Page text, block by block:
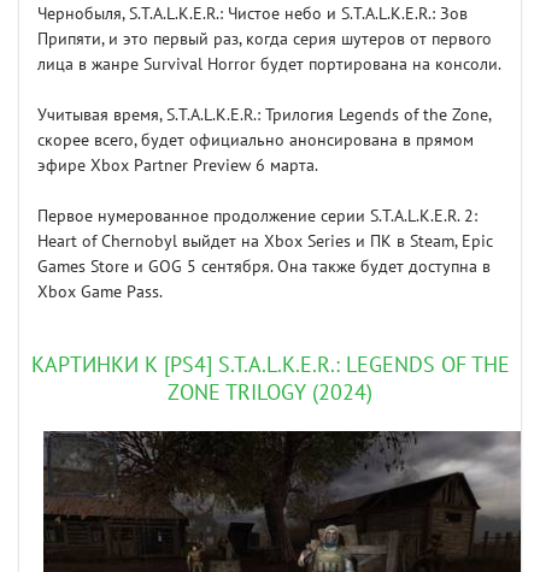
Чернобыля, S.T.A.L.K.E.R.: Чистое небо и S.T.A.L.K.E.R.: Зов
Припяти, и это первый раз, когда серия шутеров от первого
лица в жанре Survival Horror будет портирована на консоли.
Учитывая время, S.T.A.L.K.E.R.: Трилогия Legends of the Zone,
скорее всего, будет официально анонсирована в прямом
эфире Xbox Partner Preview 6 марта.
Первое нумерованное продолжение серии S.T.A.L.K.E.R. 2:
Heart of Chernobyl выйдет на Xbox Series и ПК в Steam, Epic
Games Store и GOG 5 сентября. Она также будет доступна в
Xbox Game Pass.
КАРТИНКИ К [PS4] S.T.A.L.K.E.R.: LEGENDS OF THE
ZONE TRILOGY (2024)